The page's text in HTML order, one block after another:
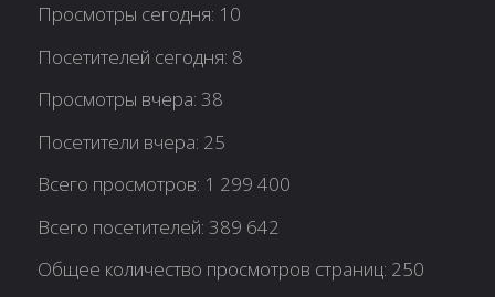
Просмотры сегодня: 10
Посетителей сегодня: 8
Просмотры вчера:38
Посетители вчера: 25
Всего просмотров: 1 299 400
Всего посетителей:389 642
Общее количество просмотров страниц: 250